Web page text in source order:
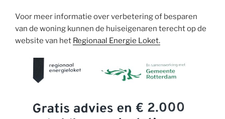
Voor meer informatie over verbetering of besparen
van de woning kunnen de huiseigenaren terecht op de
website van het Regionaal Energie Loket.